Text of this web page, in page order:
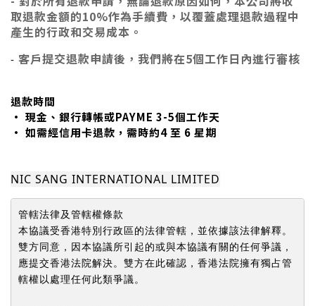
取退款金額的10%作為手續費，以覆蓋處理退款過程中
產生的行政和交易成本。
- 客戶提交退款申請後，我們將在5個工作日內進行審核
退款時間
• 現金、銀行轉帳或PAYME 3-5個工作天
• 如需經信用卡退款，需時約4 至 6 星期
NIC SANG INTERNATIONAL LIMITED
管轄法律及管轄權條款
本協議受香港特別行政區的法律管轄，並依據該法律解釋。
雙方同意，因本協議所引起的或與本協議有關的任何爭議，
應提交香港法院解決。雙方在此確認，香港法院擁有獨占管
轄權以處理任何此類爭議。